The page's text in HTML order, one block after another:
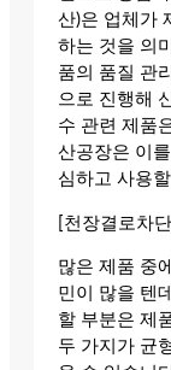
산)은 업체가
하는 것을 의
품의 품질 관
으로 진행해
수 관련 제품
산공장은 이
심하고 사용
[천장결로차
많은 제품 중
민이 많을 텐
할 부분은 제
두 가지가 균